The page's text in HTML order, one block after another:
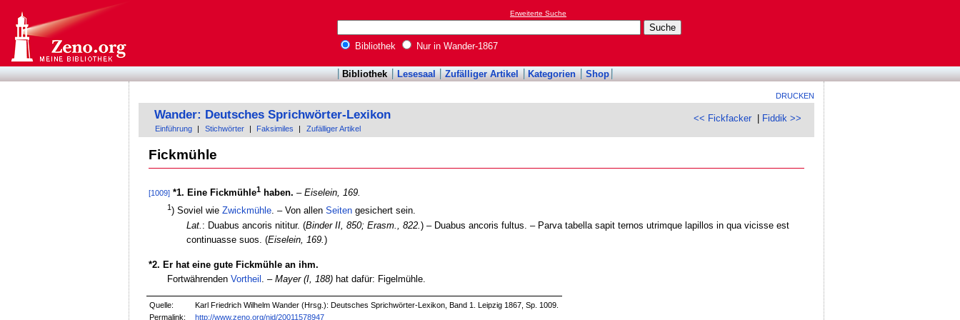
Erweiterte Suche
Bibliothek Nur in Wander-1867
Bibliothek Lesesaal Zufälliger Artikel Kategorien Shop
DRUCKEN
<< Fickfacker Fiddik >>
Wander: Deutsches Sprichwörter-Lexikon
Einführung Stichwörter Faksimiles Zufälliger Artikel
Fickmühle
[1009] *1. Eine Fickmühle1haben. – Eiselein, 169.
1) Soviel wieZwickmühle. – Von allenSeiten gesichert sein.
Lat. : Duabus ancoris nititur. (Binder II, 850; Erasm., 822. ) – Duabus ancoris fultus. – Parva tabella sapit ternos utrimque lapillos in qua vicisse est
continuasse suos. (Eiselein, 169. )
*2. Er hat eine gute Fickmühle an ihm.
FortwährendenVortheil . –Mayer (I, 188) hat dafür: Figelmühle.
Quelle:
Karl Friedrich Wilhelm Wander (Hrsg.): Deutsches Sprichwörter-Lexikon, Band 1. Leipzig 1867, Sp. 1009.
Permalink:
http://www.zeno.org/nid/20011578947